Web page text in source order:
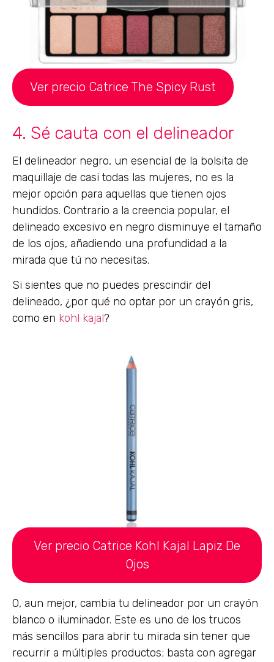
Ver precio Catrice The Spicy Rust
4. Sé cauta con el delineador
El delineador negro, un esencial de la bolsita de
maquillaje de casi todas las mujeres, no es la
mejor opción para aquellas que tienen ojos
hundidos. Contrario a la creencia popular, el
delineado excesivo en negro disminuye el tamaño
de los ojos, añadiendo una profundidad a la
mirada que tú no necesitas.
Si sientes que no puedes prescindir del
delineado, ¿por qué no optar por un crayón gris,
como en kohl kajal?
Ver precio Catrice Kohl Kajal Lapiz De
Ojos
O, aun mejor, cambia tu delineador por un crayón
blanco o iluminador. Este es uno de los trucos
más sencillos para abrir tu mirada sin tener que
recurrir a múltiples productos; basta con agregar